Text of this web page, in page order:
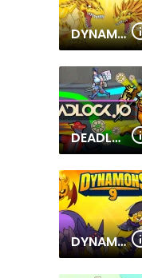
DYNAMONS 10
DEADLOCK.IO
DYNAMONS 9